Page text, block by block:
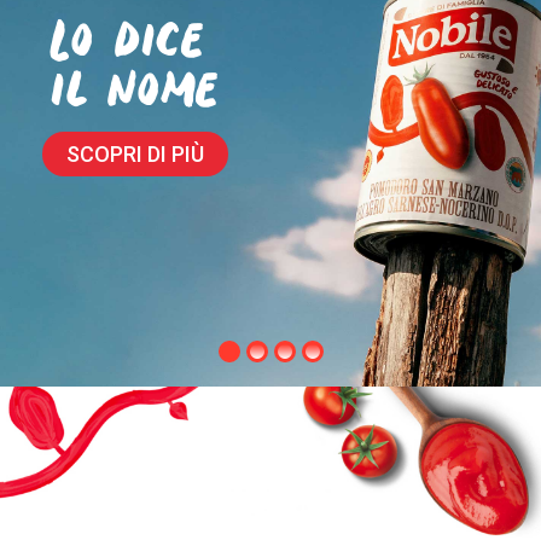
Lo dice
il nome
SCOPRI DI PIÙ